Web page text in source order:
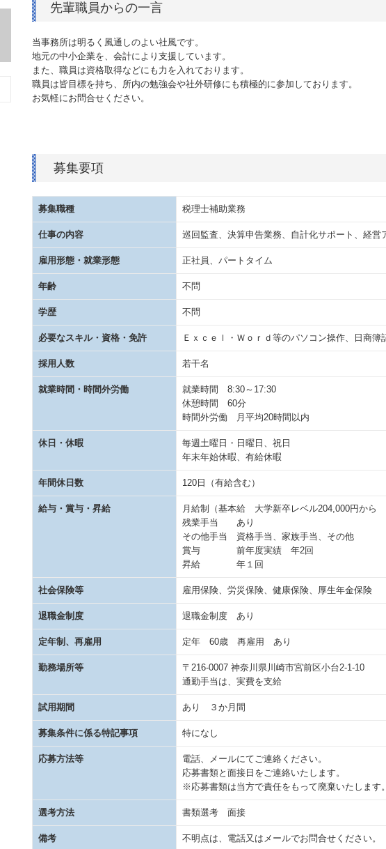
先輩職員からの一言
当事務所は明るく風通しのよい社風です。
地元の中小企業を、会計により支援しています。
また、職員は資格取得などにも力を入れております。
職員は皆目標を持ち、所内の勉強会や社外研修にも積極的に参加しております。
お気軽にお問合せください。
募集要項
募集職種 税理士補助業務
仕事の内容 巡回監査、決算申告業務、自計化サポート、経営
雇用形態・就業形態 正社員、パートタイム
年齢 不問
学歴 不問
必要なスキル・資格・免許 Ｅｘｃｅｌ・Ｗｏｒｄ等のパソコン操作、日商簿
採用人数 若干名
就業時間・時間外労働
就業時間 8:30～17:30
休憩時間 60分
時間外労働 月平均20時間以内
休日・休暇
毎週土曜日・日曜日、祝日
年末年始休暇、有給休暇
年間休日数 120日（有給含む）
給与・賞与・昇給
月給制（基本給 大学新卒レベル204,000円か
残業手当 あり
その他手当 資格手当、家族手当、その他
賞与 前年度実績 年2回
昇給 年１回
社会保険等 雇用保険、労災保険、健康保険、厚生年金保険
退職金制度 退職金制度 あり
定年制、再雇用 定年 60歳 再雇用 あり
勤務場所等
〒216-0007 神奈川県川崎市宮前区小台2-1-10
通勤手当は、実費を支給
試用期間 あり ３か月間
募集条件に係る特記事項 特になし
応募方法等
電話、メールにてご連絡ください。
応募書類と面接日をご連絡いたします。
※応募書類は当方で責任をもって廃棄いたします
選考方法 書類選考 面接
備考 不明点は、電話又はメールでお問合せください。